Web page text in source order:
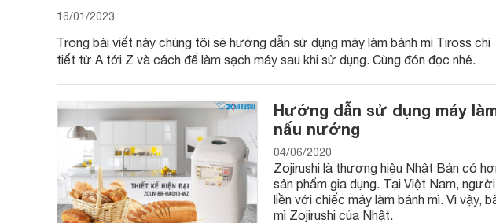
16/01/2023
Trong bài viết này chúng tôi sẽ hướng dẫn sử dụng máy làm bánh mì Tiross chi
tiết từ A tới Z và cách để làm sạch máy sau khi sử dụng. Cùng đón đọc nhé.
Hướng dẫn sử dụng máy
nấu nướng
04/06/2020
Zojirushi là thương hiệu Nhật Bản có
sản phẩm gia dụng. Tại Việt Nam,
liền với chiếc máy làm bánh mì. Vì vậy,
mì Zojirushi của Nhật.